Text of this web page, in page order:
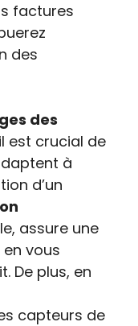
factures
des
des
est crucial de
à
d’un
assure une
vous
De plus, en
capteurs de